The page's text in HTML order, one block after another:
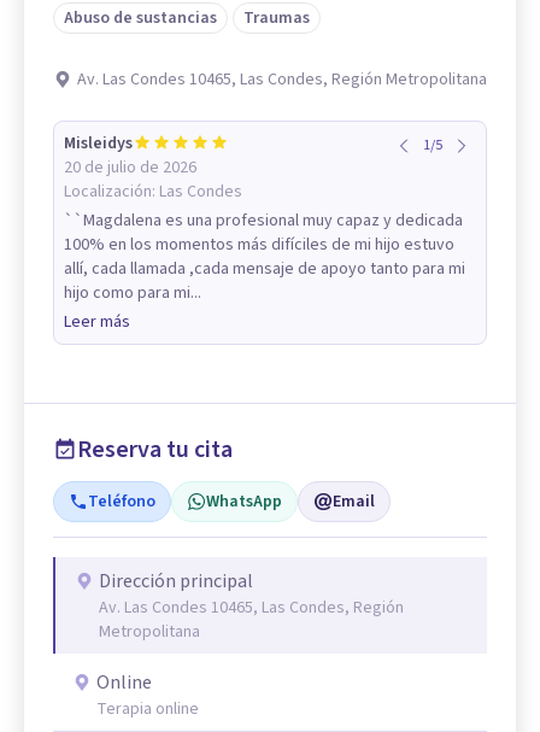
Abuso de sustancias
Traumas
Av. Las Condes 10465, Las Condes, Región Metropolitana
Misleidys
20 de julio de 2026
Localización: Las Condes
1/5
``Magdalena es una profesional muy capaz y dedicada
100% en los momentos más difíciles de mi hijo estuvo
allí, cada llamada ,cada mensaje de apoyo tanto para mi
hijo como para mi...
Leer más
Reserva tu cita
Teléfono WhatsApp Email
Dirección principal
Av. Las Condes 10465, Las Condes, Región
Metropolitana
Online
Terapia online